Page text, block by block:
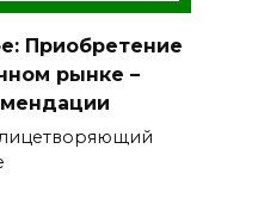
Приобретение
рынке –